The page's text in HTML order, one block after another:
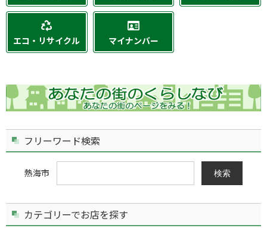
エコ・リサイクル マイナンバー
フリーワード検索
熱海市 検索
カテゴリーでお店を探す